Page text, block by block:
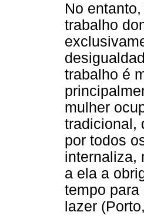
No
trabalho
trabalho é
mulher
tradicional,
por todos
internaliza,
a ela a
tempo
lazer